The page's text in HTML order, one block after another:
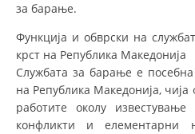
ЗАКОН ЗА
СТАТУТ НА
за барање.
Функција и обврски на
крст на Република Македонија
Службата за барање е
на Република Македонија,
работите околу
конфликти и елементарни